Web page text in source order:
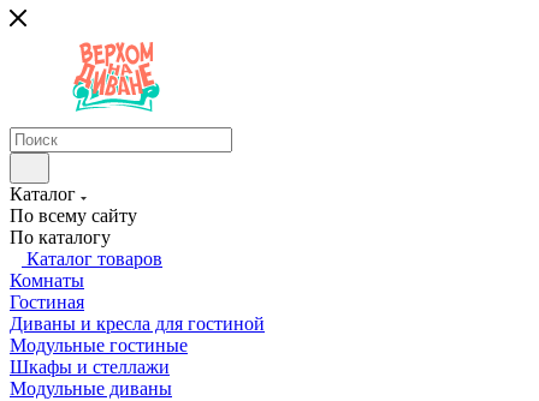
Каталог
По всему сайту
По каталогу
Каталог товаров
Комнаты
Гостиная
Диваны и кресла для гостиной
Модульные гостиные
Шкафы и стеллажи
Модульные диваны